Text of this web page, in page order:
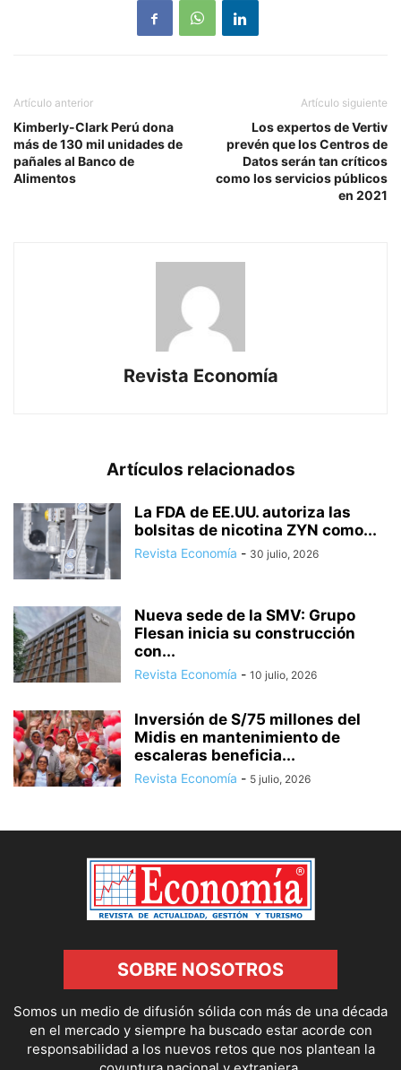
Artículo anterior
Kimberly-Clark Perú dona
más de 130 mil unidades de
pañales al Banco de
Alimentos
Artículo siguiente
Los expertos de Vertiv
prevén que los Centros de
Datos serán tan críticos
como los servicios públicos
en 2021
Revista Economía
Artículos relacionados
La FDA de EE.UU. autoriza las
bolsitas de nicotina ZYN como...
Revista Economía - 30 julio, 2026
Nueva sede de la SMV: Grupo
Flesan inicia su construcción
con...
Revista Economía - 10 julio, 2026
Inversión de S/75 millones del
Midis en mantenimiento de
escaleras beneficia...
Revista Economía - 5 julio, 2026
SOBRE NOSOTROS
Somos un medio de difusión sólida con más de una década
en el mercado y siempre ha buscado estar acorde con
responsabilidad a los nuevos retos que nos plantean la